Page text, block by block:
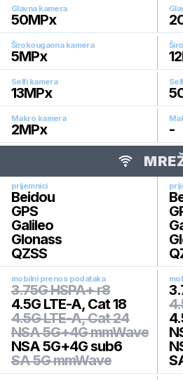
Glavna kamera
50MPx
Širokougaona kamera
5MPx 12
Selfi kamera
13MPx
Makro kamera
2MPx
-
prijemnici
Beidou
GPS
Galileo
Glonass
QZSS
mobilni prenos podataka
3.75G HSPA+ r8
4.5G LTE-A, Cat 18
4.5G LTE-A, Cat 24
NSA 5G+4G mmWave
NSA 5G+4G sub6
SA 5G mmWave